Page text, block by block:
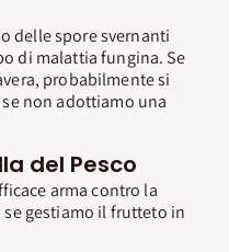
delle spore svernanti
di malattia fungina. Se
probabilmente si
non adottiamo una
del Pesco
arma contro la
gestiamo il frutteto in